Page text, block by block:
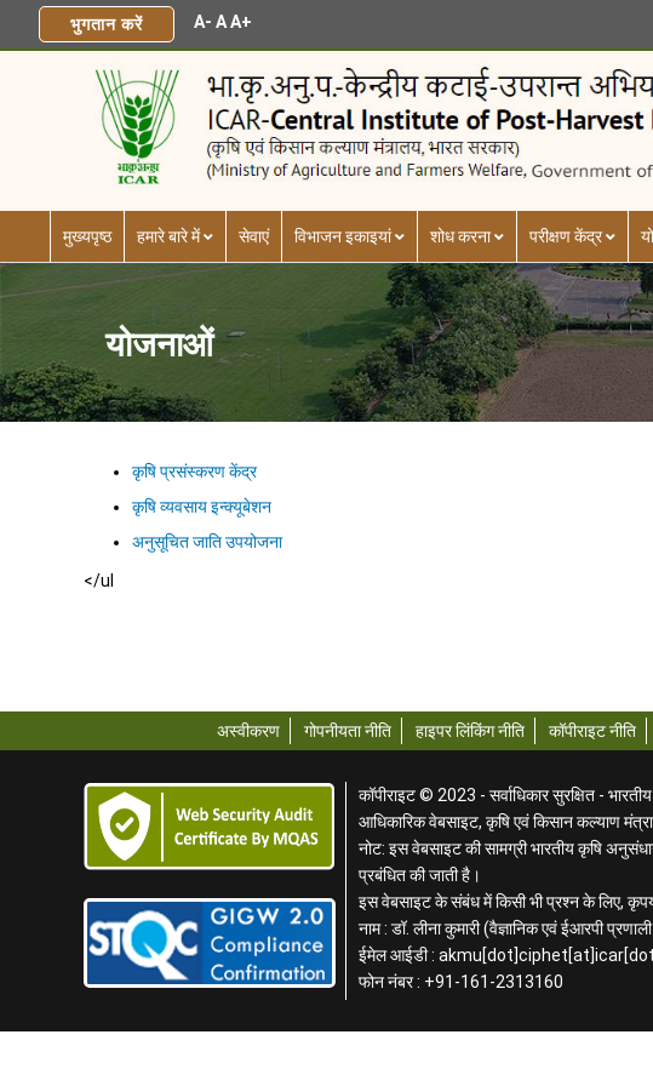
भुगतान करें A- AA+
मुख्यपृष्ठ हमारे बारे में सेवाएं विभाजन इकाइयां शोध करना परीक्षण केंद्र
योजनाओं
कृषि प्रसंस्करण केंद्र
कृषि व्यवसाय इन्क्यूबेशन
अनुसूचित जाति उपयोजना
</ul
अस्वीकरण गोपनीयता नीति हाइपर लिंकिंग नीति कॉपीराइट नीति
कॉपीराइट © 2023 - सर्वाधिकार सुरक्षित -
आधिकारिक वेबसाइट, कृषि एवं किसान कल्याण
नोट: इस वेबसाइट की सामग्री भारतीय कृषि
प्रबंधित की जाती है।
इस वेबसाइट के संबंध में किसी भी प्रश्न के लिए,
नाम : डॉ. लीना कुमारी (वैज्ञानिक एवं ईआरपी
ईमेल आईडी :
फोन नंबर : +91-161-2313160